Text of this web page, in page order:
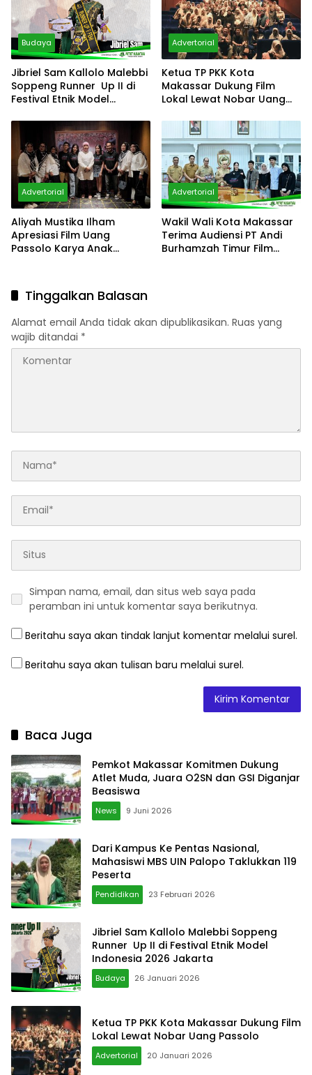
Budaya
Jibriel Sam Kallolo Malebbi
Soppeng Runner Up II di
Festival Etnik Model
Advertorial
Ketua TP PKK Kota
Makassar Dukung Film
Lokal Lewat Nobar Uang
Advertorial
Aliyah Mustika Ilham
Apresiasi Film Uang
Passolo Karya Anak
Advertorial
Wakil Wali Kota Makassar
Terima Audiensi PT Andi
Burhamzah Timur Film
Tinggalkan Balasan
Alamat email Anda tidak akan dipublikasikan. Ruas yang
wajib ditandai *
Simpan nama, email, dan situs web saya pada
peramban ini untuk komentar saya berikutnya.
Beritahu saya akan tindak lanjut komentar melalui surel.
Beritahu saya akan tulisan baru melalui surel.
Baca Juga
Pemkot Makassar Komitmen Dukung
Atlet Muda, Juara O2SN dan GSI Diganjar
Beasiswa
News 9 Juni 2026
Dari Kampus Ke Pentas Nasional,
Mahasiswi MBS UIN Palopo Taklukkan 119
Peserta
Pendidikan 23 Februari 2026
Jibriel Sam Kallolo Malebbi Soppeng
Runner Up II di Festival Etnik Model
Indonesia 2026 Jakarta
Budaya 26 Januari 2026
Ketua TP PKK Kota Makassar Dukung Film
Lokal Lewat Nobar Uang Passolo
Advertorial 20 Januari 2026